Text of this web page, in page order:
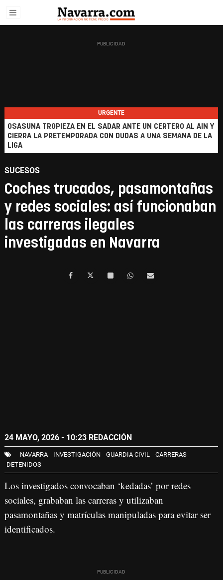
URGENTE
OSASUNA TROPIEZA EN EL SADAR ANTE UN CERTERO AL AIN Y
CIERRA LA PRETEMPORADA CON DUDAS A UNA SEMANA DE LA
LIGA
SUCESOS
Coches trucados, pasamontañas
y redes sociales: así funcionaban
las carreras ilegales
investigadas en Navarra
24 MAYO, 2026 - 10:23 REDACCIÓN
NAVARRA INVESTIGACIÓN GUARDIA CIVIL
CARRERAS
DETENIDOS
Los investigados convocaban ‘kedadas’ por redes
sociales, grababan las carreras y utilizaban
pasamontañas y matrículas manipuladas para evitar ser
identificados.